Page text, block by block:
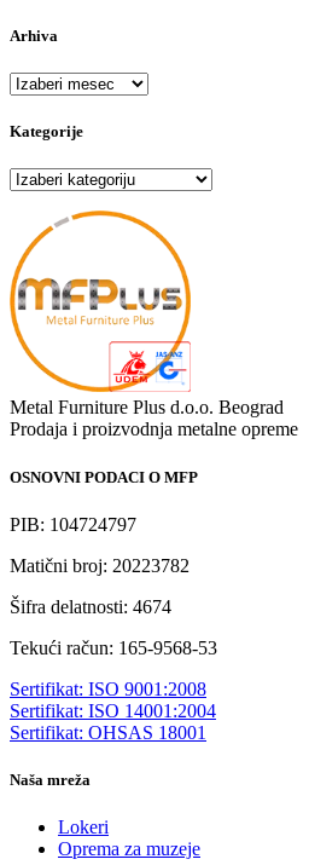
Arhiva
Arhiva
Kategorije
Kategorije
Metal Furniture Plus d.o.o. Beograd
Prodaja i proizvodnja metalne opreme
OSNOVNI PODACI O MFP
PIB: 104724797
Matični broj: 20223782
Šifra delatnosti: 4674
Tekući račun: 165-9568-53
Sertifikat: ISO 9001:2008
Sertifikat: ISO 14001:2004
Sertifikat: OHSAS 18001
Naša mreža
Lokeri
Oprema za muzeje